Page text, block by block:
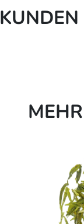
KUNDEN
MEHR